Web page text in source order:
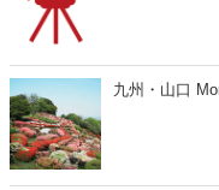
九州・山口